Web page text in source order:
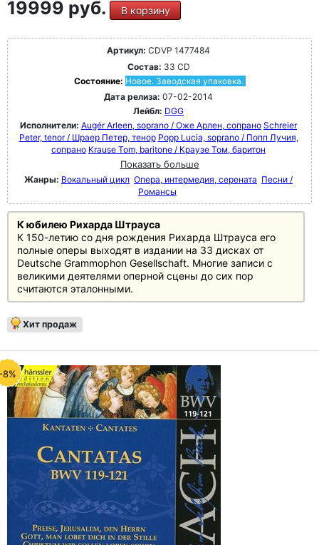
19999 руб. В корзину
Артикул: CDVP 1477484
Состав: 33 CD
Состояние: Новое. Заводская упаковка.
Дата релиза: 07-02-2014
Лейбл: DGG
Исполнители: Augér Arleen, soprano / Оже Арлен, сопрано Schreier
Peter, tenor / Шраер Петер, тенор Popp Lucia, soprano / Попп Лучия,
сопрано Krause Tom, baritone / Краузе Том, баритон
Показать больше
Жанры: Вокальный цикл Опера, интермедия, серената Песни /
Романсы
К юбилею Рихарда Штрауса
К 150-летию со дня рождения Рихарда Штрауса его
полные оперы выходят в издании на 33 дисках от
Deutsche Grammophon Gesellschaft. Многие записи с
великими деятелями оперной сцены до сих пор
считаются эталонными.
Хит продаж
8%